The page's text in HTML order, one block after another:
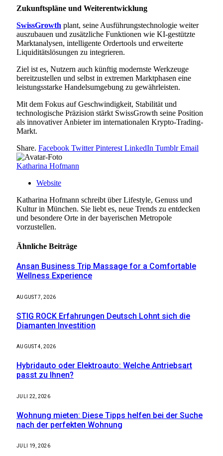
Zukunftspläne und Weiterentwicklung
SwissGrowth plant, seine Ausführungstechnologie weiter
auszubauen und zusätzliche Funktionen wie KI-gestützte
Marktanalysen, intelligente Ordertools und erweiterte
Liquiditätslösungen zu integrieren.
Ziel ist es, Nutzern auch künftig modernste Werkzeuge
bereitzustellen und selbst in extremen Marktphasen eine
leistungsstarke Handelsumgebung zu gewährleisten.
Mit dem Fokus auf Geschwindigkeit, Stabilität und
technologische Präzision stärkt SwissGrowth seine Position
als innovativer Anbieter im internationalen Krypto-Trading-
Markt.
Share. Facebook Twitter Pinterest LinkedIn Tumblr Email
Katharina Hofmann
Website
Katharina Hofmann schreibt über Lifestyle, Genuss und
Kultur in München. Sie liebt es, neue Trends zu entdecken
und besondere Orte in der bayerischen Metropole
vorzustellen.
Ähnliche Beiträge
Ansan Business Trip Massage for a Comfortable
Wellness Experience
AUGUST 7, 2026
STIG ROCK Erfahrungen Deutsch Lohnt sich die
Diamanten Investition
AUGUST 4, 2026
Hybridauto oder Elektroauto: Welche Antriebsart
passt zu Ihnen?
JULI 22, 2026
Wohnung mieten: Diese Tipps helfen bei der Suche
nach der perfekten Wohnung
JULI 19, 2026